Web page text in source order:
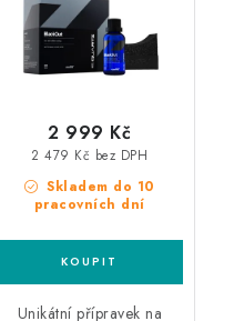
Skladem do 10
pracovních dní
2 479 Kč bez DPH
2 999 Kč
Unikátní přípravek na